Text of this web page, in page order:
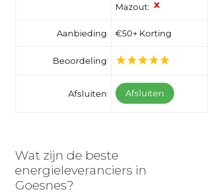
Mazout:
Aanbieding €50+ Korting
Beoordeling
Afsluiten Afsluiten
Wat zijn de beste
energieleveranciers in
Goesnes?